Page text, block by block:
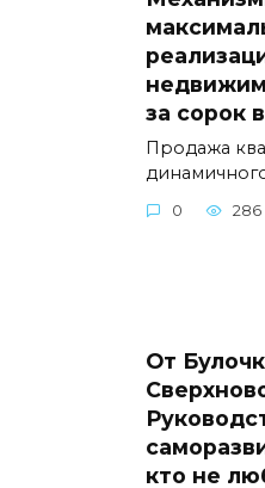
за сорок
Продажа
0 286
От
кто не